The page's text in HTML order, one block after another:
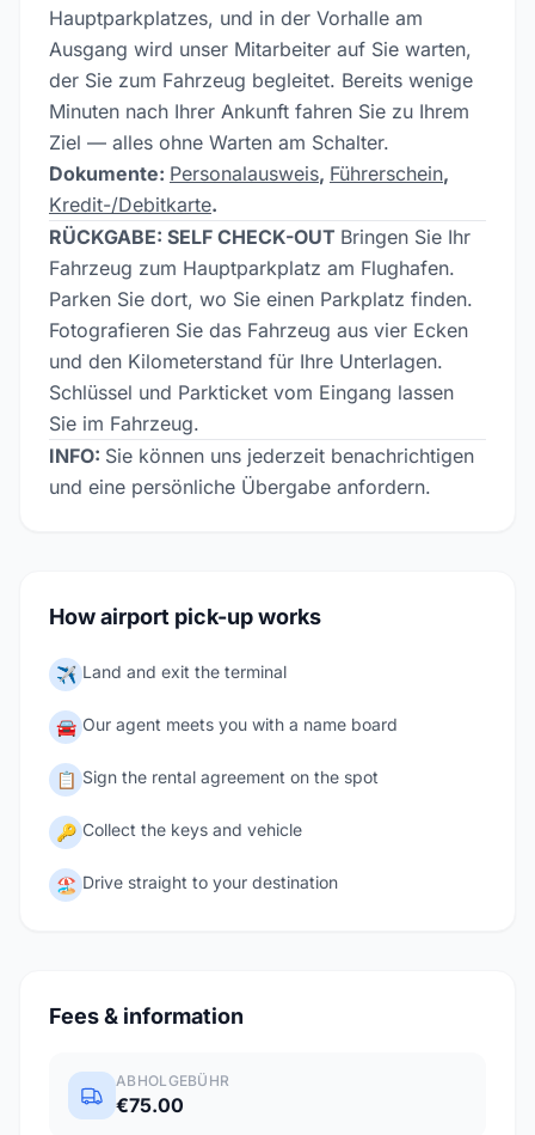
Hauptparkplatzes, und in der Vorhalle am
Ausgang wird unser Mitarbeiter auf Sie warten,
der Sie zum Fahrzeug begleitet. Bereits wenige
Minuten nach Ihrer Ankunft fahren Sie zu Ihrem
Ziel — alles ohne Warten am Schalter.
Dokumente: Personalausweis, Führerschein,
Kredit-/Debitkarte.
RÜCKGABE: SELF CHECK-OUT Bringen Sie Ihr
Fahrzeug zum Hauptparkplatz am Flughafen.
Parken Sie dort, wo Sie einen Parkplatz finden.
Fotografieren Sie das Fahrzeug aus vier Ecken
und den Kilometerstand für Ihre Unterlagen.
Schlüssel und Parkticket vom Eingang lassen
Sie im Fahrzeug.
INFO: Sie können uns jederzeit benachrichtigen
und eine persönliche Übergabe anfordern.
How airport pick-up works
✈️ Land and exit the terminal
🚘 Our agent meets you with a name board
📋 Sign the rental agreement on the spot
🔑 Collect the keys and vehicle
🏖️ Drive straight to your destination
Fees & information
ABHOLGEBÜHR
€75.00